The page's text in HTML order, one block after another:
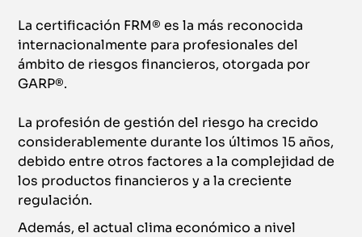
La certificación FRM® es la más reconocida
internacionalmente para profesionales del
ámbito de riesgos financieros, otorgada por
GARP®.
La profesión de gestión del riesgo ha crecido
considerablemente durante los últimos 15 años,
debido entre otros factores a la complejidad de
los productos financieros y a la creciente
regulación.
Además, el actual clima económico a nivel